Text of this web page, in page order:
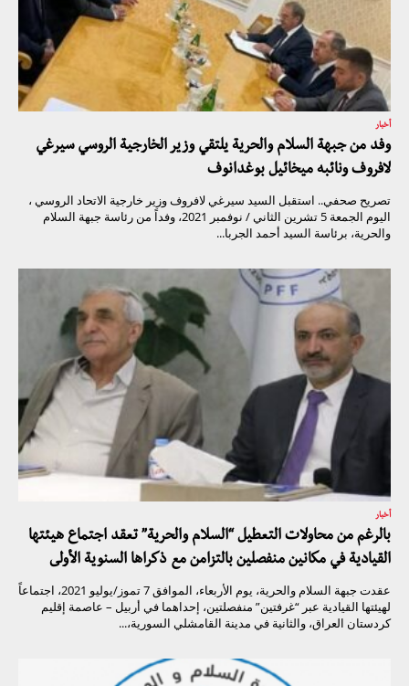
أخبار
وفد من جبهة السلام والحرية يلتقي وزير الخارجية الروسي سيرغي
لافروف ونائبه ميخائيل بوغدانوف
تصريح صحفي.. استقبل السيد سيرغي لافروف وزير خارجية الاتحاد الروسي ،
اليوم الجمعة 5 تشرين الثاني / نوفمبر 2021، وفداً من رئاسة جبهة السلام
والحرية، برئاسة السيد أحمد الجربا...
أخبار
بالرغم من محاولات التعطيل “السلام والحرية” تعقد اجتماع هيئتها
القيادية في مكانين منفصلين بالتزامن مع ذكراها السنوية الأولى
عقدت جبهة السلام والحرية، يوم الأربعاء، الموافق 7 تموز/يوليو 2021، اجتماعاً
لهيئتها القيادية عبر “غرفتين” منفصلتين، إحداهما في أربيل – عاصمة إقليم
كردستان العراق، والثانية في مدينة القامشلي السورية،...